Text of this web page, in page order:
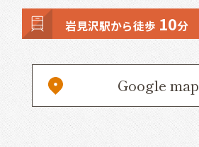
岩見沢駅から徒歩 10分
Google map